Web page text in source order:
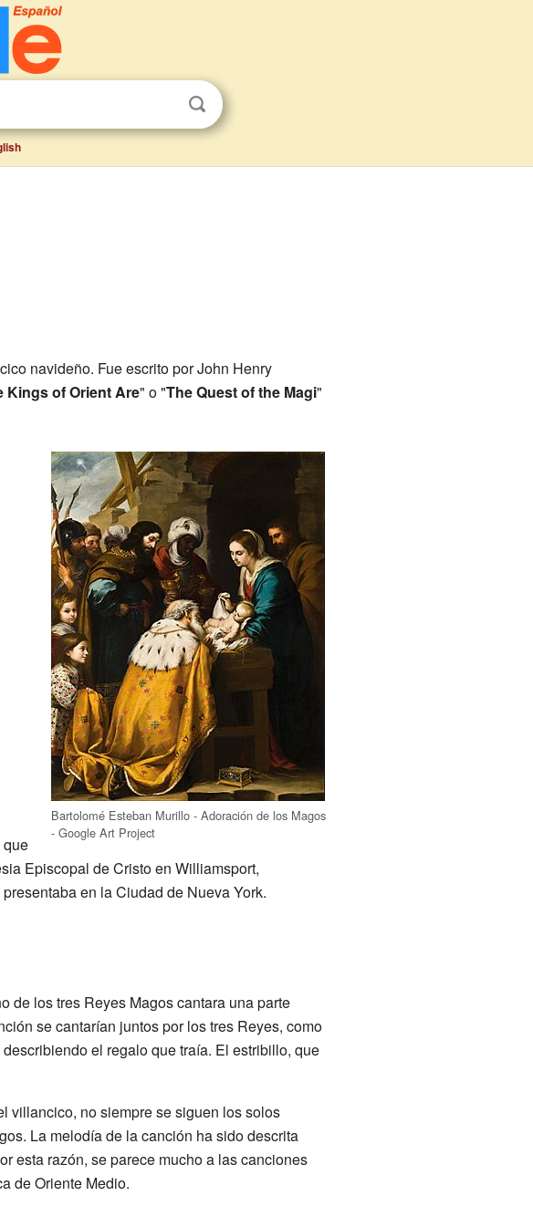
navideño. Fue escrito por John Henry
Kings of Orient Are" o "The Quest of the Magi"
Bartolomé Esteban Murillo - Adoración de los Magos
- Google Art Project
Episcopal de Cristo en Williamsport,
en la Ciudad de Nueva York.
de los tres Reyes Magos cantara una parte
se cantarían juntos por los tres Reyes, como
el regalo que traía. El estribillo, que
villancico, no siempre se siguen los solos
La melodía de la canción ha sido descrita
esta razón, se parece mucho a las canciones
de Oriente Medio.